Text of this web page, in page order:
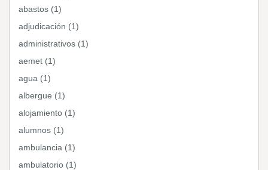
abastos (1)
adjudicación (1)
administrativos (1)
aemet (1)
agua (1)
albergue (1)
alojamiento (1)
alumnos (1)
ambulancia (1)
ambulatorio (1)